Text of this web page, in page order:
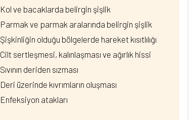
Kol ve bacaklarda belirgin şişlik
Parmak ve parmak aralarında belirgin şişlik
Şişkinliğin olduğu bölgelerde hareket kısıtlılığı
Cilt sertleşmesi, kalınlaşması ve ağırlık hissi
Sıvının deriden sızması
Deri üzerinde kıvrımların oluşması
Enfeksiyon atakları